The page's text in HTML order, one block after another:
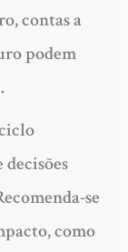
contas a
podem
se
como